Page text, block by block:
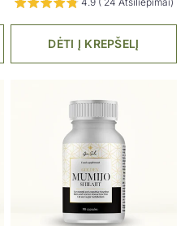
DĖTI Į KREPŠELĮ